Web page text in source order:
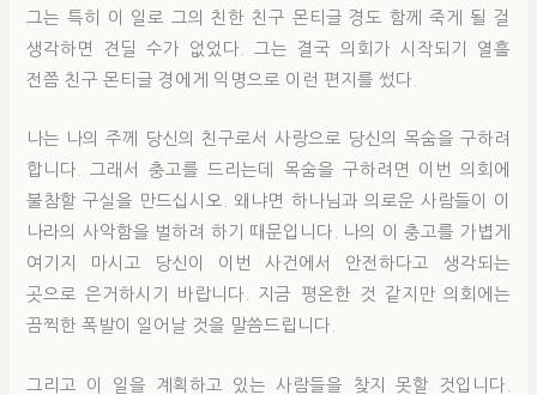
그는 특히 이 일로 그의 친한 친구 몬티글 경도 함께 죽게 될 걸
생각하면 견딜 수가 없었다. 그는 결국 의회가 시작되기 열흘
전쯤 친구 몬티글 경에게 익명으로 이런 편지를 썼다.
나는 나의 주께 당신의 친구로서 사랑으로 당신의 목숨을 구하려
합니다. 그래서 충고를 드리는데 목숨을 구하려면 이번 의회에
불참할 구실을 만드십시오. 왜냐면 하나님과 의로운 사람들이 이
나라의 사악함을 벌하려 하기 때문입니다. 나의 이 충고를 가볍게
여기지 마시고 당신이 이번 사건에서 안전하다고 생각되는
곳으로 은거하시기 바랍니다. 지금 평온한 것 같지만 의회에는
끔찍한 폭발이 일어날 것을 말씀드립니다.
그리고 이 일을 계획하고 있는 사람들을 찾지 못할 것입니다.